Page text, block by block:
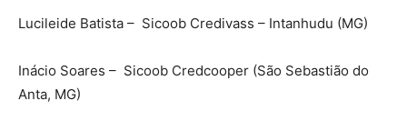
Lucileide Batista – Sicoob Credivass – Intanhudu (MG)
Inácio Soares – Sicoob Credcooper (São Sebastião do
Anta, MG)